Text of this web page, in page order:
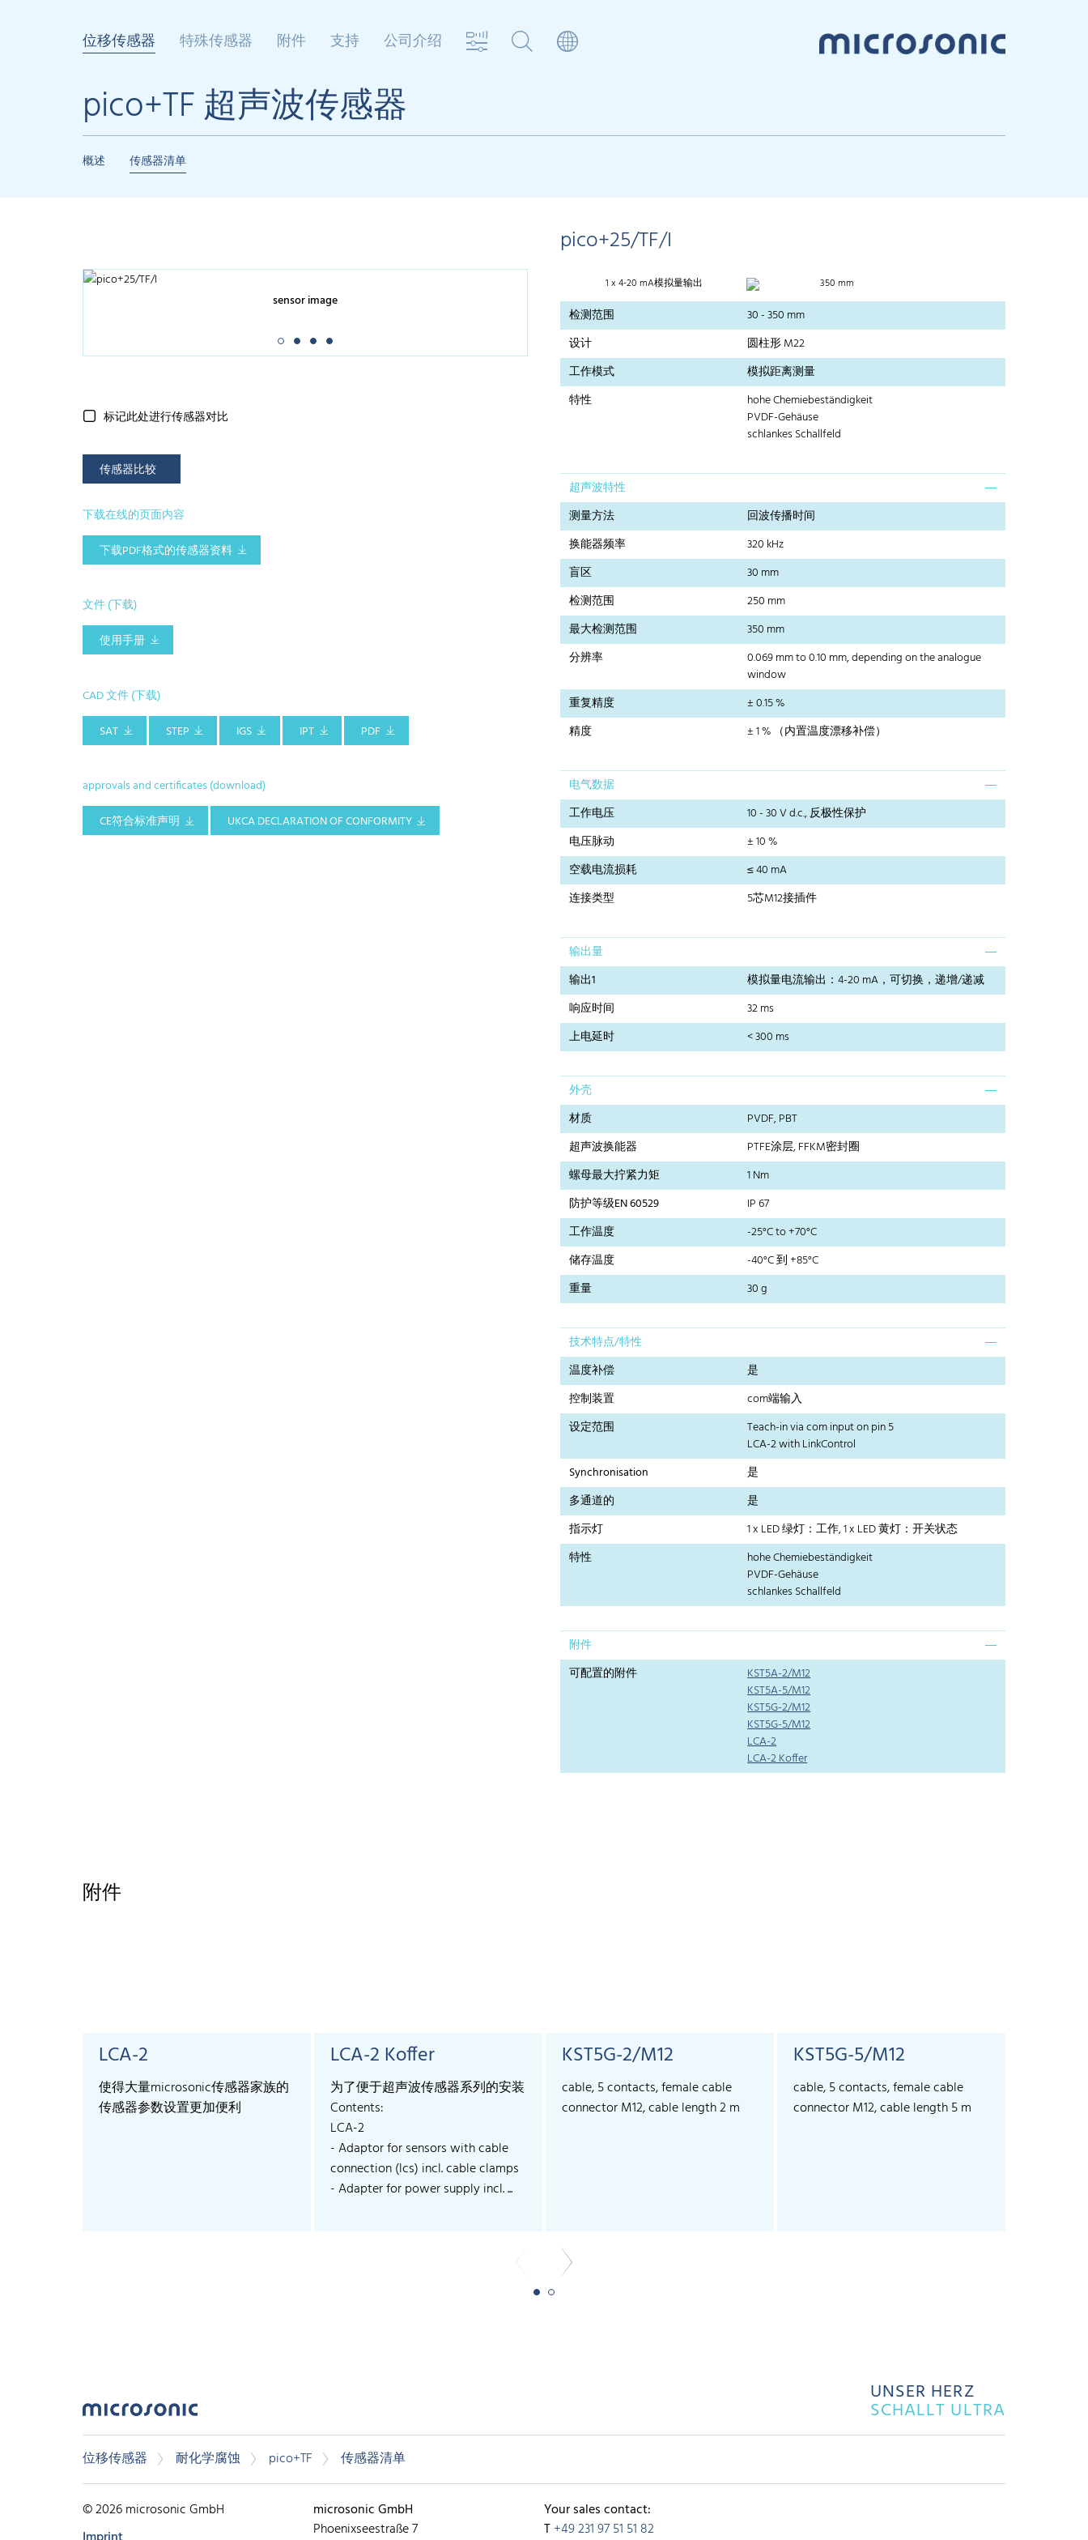
位移传感器 特殊传感器 附件 支持 公司介绍
pico+TF 超声波传感器
概述 传感器清单
pico+25/TF/I
sensor image
标记此处进行传感器对比
传感器比较
下载在线的页面内容
下载PDF格式的传感器资料
文件 (下载)
使用手册
CAD 文件 (下载)
SAT
STEP IGS IPT PDF
approvals and certificates (download)
CE符合标准声明
UKCA DECLARATION OF CONFORMITY
1 x 4-20 mA模拟量输出 350 mm
检测范围
30 - 350 mm
设计
圆柱形 M22
工作模式
模拟距离测量
特性
hohe Chemiebeständigkeit
PVDF-Gehäuse
schlankes Schallfeld
超声波特性
测量方法
回波传播时间
换能器频率
320 kHz
盲区
30 mm
检测范围
250 mm
最大检测范围
350 mm
分辨率
0.069 mm to 0.10 mm, depending on the analogue
window
重复精度
± 0.15 %
精度
± 1 % （内置温度漂移补偿）
电气数据
工作电压
10 - 30 V d.c., 反极性保护
电压脉动
± 10 %
空载电流损耗
≤ 40 mA
连接类型
5芯M12接插件
输出量
输出1
模拟量电流输出：4-20 mA，可切换，递增/递减
响应时间
32 ms
上电延时
< 300 ms
外壳
材质
PVDF, PBT
超声波换能器
PTFE涂层, FFKM密封圈
螺母最大拧紧力矩
1 Nm
防护等级EN 60529
IP 67
工作温度
-25°C to +70°C
储存温度
-40°C 到 +85°C
重量
30 g
技术特点/特性
温度补偿
是
控制装置
com端输入
设定范围
Teach-in via com input on pin 5
LCA-2 with LinkControl
Synchronisation
是
多通道的
是
指示灯
1 x LED 绿灯：工作, 1 x LED 黄灯：开关状态
特性
hohe Chemiebeständigkeit
PVDF-Gehäuse
schlankes Schallfeld
附件
可配置的附件
KST5A-2/M12
KST5A-5/M12
KST5G-2/M12
KST5G-5/M12
LCA-2
LCA-2 Koffer
附件
LCA-2
使得大量microsonic传感器家族的
传感器参数设置更加便利
LCA-2 Koffer
为了便于超声波传感器系列的安装
Contents:
LCA-2
- Adaptor for sensors with cable
connection (lcs) incl. cable clamps
- Adapter for power supply incl. ...
KST5G-2/M12
cable, 5 contacts, female cable
connector M12, cable length 2 m
KST5G-5/M12
cable, 5 contacts, female cable
connector M12, cable length 5 m
UNSER HERZ
SCHALLT ULTRA
位移传感器 耐化学腐蚀 pico+TF 传感器清单
© 2026 microsonic GmbH
microsonic GmbH
Phoenixseestraße 7
Your sales contact:
T+49 231 97 51 51 82